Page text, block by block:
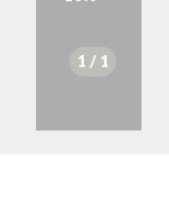
1 / 1